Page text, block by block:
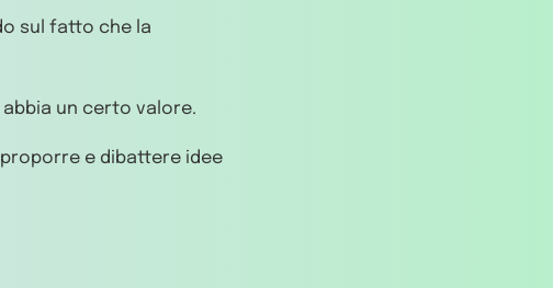
sul fatto che la
un certo valore.
e dibattere idee